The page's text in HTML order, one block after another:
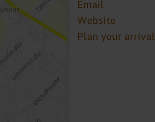
Email
Website
Plan your arrival